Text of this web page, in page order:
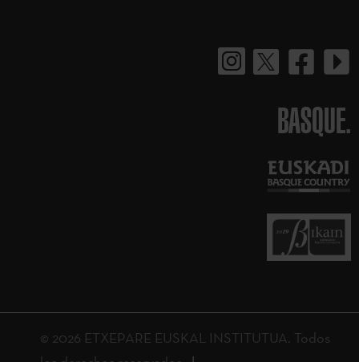
BASQUE.
© 2026 ETXEPARE EUSKAL INSTITUTUA. Todos